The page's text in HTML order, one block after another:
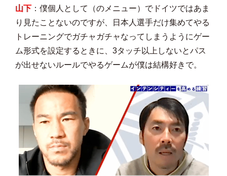
山下 ：僕個人として（のメニュー）でドイツではあま
り見たことないのですが、日本人選手だけ集めてやる
トレーニングでガチャガチャなってしまうようにゲー
ム形式を設定するときに、3タッチ以上しないとパス
が出せないルールでやるゲームが僕は結構好きで。